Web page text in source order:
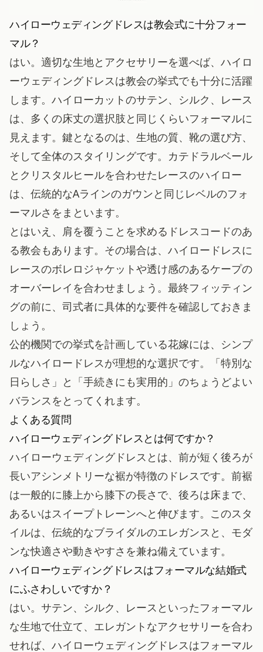
ハイローウェディングドレスは教会式に十分フォー
マル？
はい。適切な生地とアクセサリーを選べば、ハイロ
ーウェディングドレスは教会の挙式でも十分に活躍
します。ハイローカットのサテン、シルク、レース
は、多くの床丈の選択肢と同じくらいフォーマルに
見えます。鍵となるのは、生地の質、靴の選び方、
そして全体のスタイリングです。カテドラルベール
とクリスタルヒールを合わせたレースのハイロー
は、伝統的なAラインのガウンと同じレベルのフォ
ーマルさをまといます。
とはいえ、肩を覆うことを求めるドレスコードのあ
る教会もあります。その場合は、ハイロードレスに
レースのボレロジャケットや透け感のあるケープの
オーバーレイを合わせましょう。最終フィッティン
グの前に、司式者に具体的な要件を確認しておきま
しょう。
公的機関での挙式を計画している花嫁には、シンプ
ルなハイロードレスが理想的な選択です。「特別な
日らしさ」と「手続きにも実用的」のちょうどよい
バランスをとってくれます。
よくある質問
ハイローウェディングドレスとは何ですか？
ハイローウェディングドレスとは、前が短く後ろが
長いアシンメトリーな裾が特徴のドレスです。前裾
は一般的に膝上から膝下の長さで、後ろは床まで、
あるいはスイープトレーンへと伸びます。このスタ
イルは、伝統的なブライダルのエレガンスと、モダ
ンな快適さや動きやすさを兼ね備えています。
ハイローウェディングドレスはフォーマルな結婚式
にふさわしいですか？
はい。サテン、シルク、レースといったフォーマル
な生地で仕立て、エレガントなアクセサリーを合わ
せれば、ハイローウェディングドレスはフォーマル